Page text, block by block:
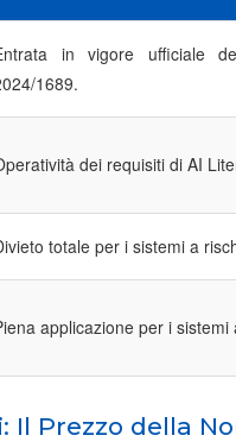
in vigore ufficiale
1689.
dei requisiti di AI
totale per i sistemi a
applicazione per i sistemi
Il Prezzo della